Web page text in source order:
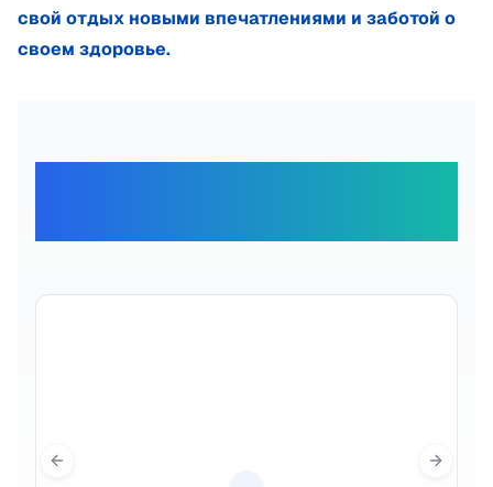
свой отдых новыми впечатлениями и заботой о
своем здоровье.
Previous slide Next